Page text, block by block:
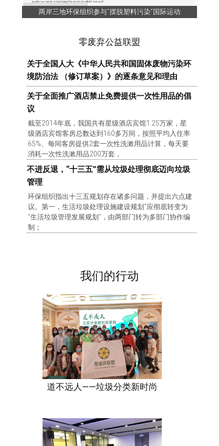
两岸三地环保组织参与“摆脱塑料污染”国际运动
零废弃公益联盟
关于全国人大《中华人民共和国固体废物污染环
境防治法 （修订草案）》的逐条意见和理由
关于全面推广酒店禁止免费提供一次性用品的倡
议
截至2014年底，我国共有星级酒店宾馆1.25万家，星
级酒店宾馆客房总数达到160多万间，按照平均入住率
65%、每间客房提供2套一次性洗漱用品计算，每天要
消耗一次性洗漱用品200万套，
不进反退，“十三五”需从垃圾处理彻底迈向垃圾
管理
环保组织指出十三五规划存在诸多问题，并提出六点建
议。第一，生活垃圾处理设施建设规划”应彻底转变为
“生活垃圾管理发展规划”，由两部门转为多部门协作编
制；
我们的行动
道不远人——垃圾分类新时尚